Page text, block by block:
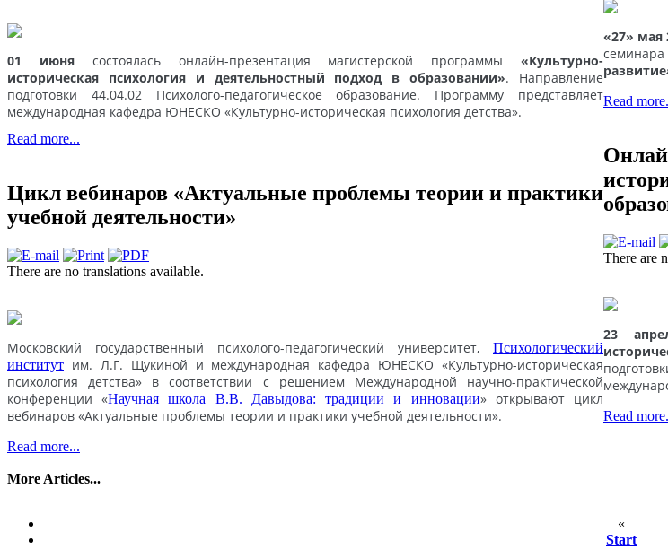
01 июня состоялась онлайн-презентация магистерской программы«Культурно-
историческая психология и деятельностный подход в образовании». Направление
подготовки 44.04.02 Психолого-педагогическое образование. Программу представляет
международная кафедра ЮНЕСКО «Культурно-историческая психология детства».
Read more...
Цикл вебинаров «Актуальные проблемы теории и практики
учебной деятельности»
There are no translations available.
Московский государственный психолого-педагогический университет, Психологический
институт им. Л.Г. Щукиной и международная кафедра ЮНЕСКО «Культурно-историческая
психология детства» в соответствии с решением Международной научно-практической
конференции «Научная школа В.В. Давыдова: традиции и инновации» открывают цикл
вебинаров «Актуальные проблемы теории и практики учебной деятельности».
Read more...
«27» мая
семинара
развитие
Read
There are
23
Read
More Articles...
«
Start